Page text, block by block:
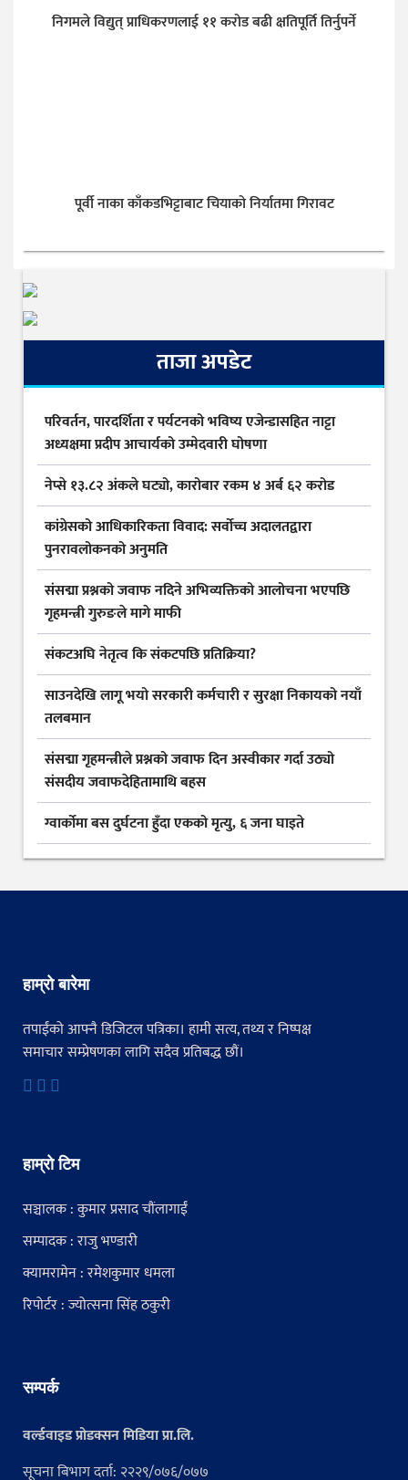
निगमले विद्युत् प्राधिकरणलाई ११ करोड बढी क्षतिपूर्ति तिर्नुपर्ने
पूर्वी नाका काँकडभिट्टाबाट चियाको निर्यातमा गिरावट
ताजा अपडेट
परिवर्तन, पारदर्शिता र पर्यटनको भविष्य एजेन्डासहित नाट्टा
अध्यक्षमा प्रदीप आचार्यको उम्मेदवारी घोषणा
नेप्से १३.८२ अंकले घट्यो, कारोबार रकम ४ अर्ब ६२ करोड
कांग्रेसको आधिकारिकता विवाद: सर्वोच्च अदालतद्वारा
पुनरावलोकनको अनुमति
संसद्मा प्रश्नको जवाफ नदिने अभिव्यक्तिको आलोचना भएपछि
गृहमन्त्री गुरुङले मागे माफी
संकटअघि नेतृत्व कि संकटपछि प्रतिक्रिया?
साउनदेखि लागू भयो सरकारी कर्मचारी र सुरक्षा निकायको नयाँ
तलबमान
संसद्मा गृहमन्त्रीले प्रश्नको जवाफ दिन अस्वीकार गर्दा उठ्यो
संसदीय जवाफदेहितामाथि बहस
ग्वार्कोमा बस दुर्घटना हुँदा एकको मृत्यु, ६ जना घाइते
हाम्रो बारेमा
तपाईंको आफ्नै डिजिटल पत्रिका। हामी सत्य, तथ्य र निष्पक्ष
समाचार सम्प्रेषणका लागि सदैव प्रतिबद्ध छौं।
हाम्रो टिम
सञ्चालक : कुमार प्रसाद चौंलागाईं
सम्पादक : राजु भण्डारी
क्यामरामेन : रमेशकुमार धमला
रिपोर्टर : ज्योत्सना सिंह ठकुरी
सम्पर्क
वर्ल्डवाइड प्रोडक्सन मिडिया प्रा.लि.
सूचना बिभाग दर्ता: २२२९/०७६/०७७